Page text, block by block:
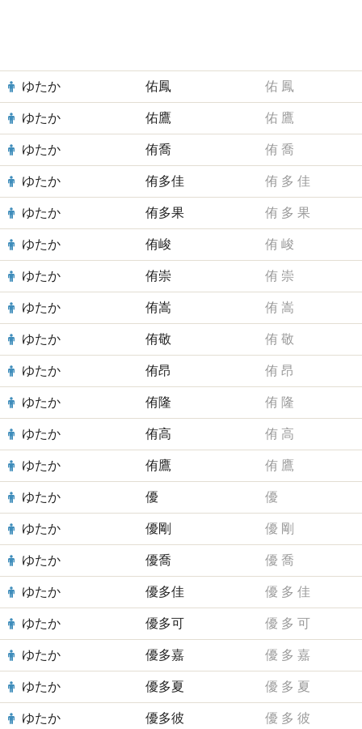
ゆたか 佑鳳 佑 鳳
ゆたか 佑鷹 佑 鷹
ゆたか 侑喬 侑 喬
ゆたか 侑多佳 侑 多 佳
ゆたか 侑多果 侑 多 果
ゆたか 侑峻 侑 峻
ゆたか 侑崇 侑 崇
ゆたか 侑嵩 侑 嵩
ゆたか 侑敬 侑 敬
ゆたか 侑昂 侑 昂
ゆたか 侑隆 侑 隆
ゆたか 侑高 侑 高
ゆたか 侑鷹 侑 鷹
ゆたか 優 優
ゆたか 優剛 優 剛
ゆたか 優喬 優 喬
ゆたか 優多佳 優 多 佳
ゆたか 優多可 優 多 可
ゆたか 優多嘉 優 多 嘉
ゆたか 優多夏 優 多 夏
ゆたか 優多彼 優 多 彼